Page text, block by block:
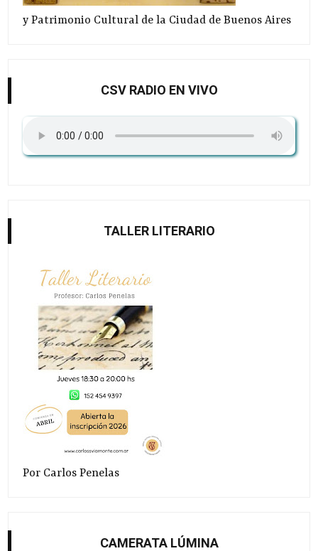
y Patrimonio Cultural de la Ciudad de Buenos Aires
CSV RADIO EN VIVO
TALLER LITERARIO
Por Carlos Penelas
CAMERATA LÚMINA